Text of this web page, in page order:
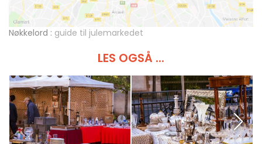
Nøkkelord : guide til julemarkedet
LES OGSÅ ...